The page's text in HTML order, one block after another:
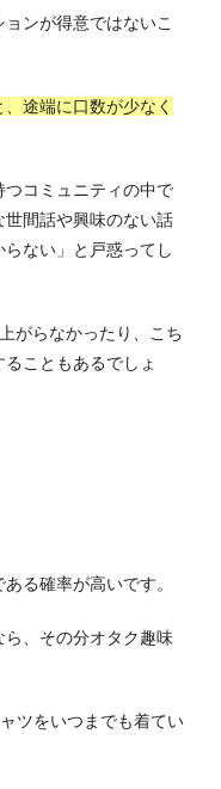
ンが得意ではないこ
途端に口数が少なく
つコミュニティの中で
間話や興味のない話
ない」と戸惑ってし
がらなかったり、こち
こともあるでしょ
る確率が高いです。
、その分オタク趣味
ツをいつまでも着てい